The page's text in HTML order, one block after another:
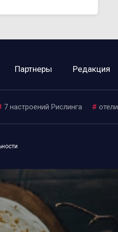
Партнеры Редакция
7 настроений Рислинга # отели